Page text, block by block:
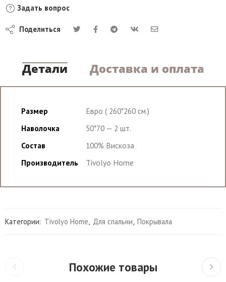
Задать вопрос
Поделиться
Детали Доставка и оплата
Размер
Евро ( 260*260 см.)
Наволочка
50*70 — 2 шт.
Состав
100% Вискоза
Производитель
Tivolyo Home
Категории: Tivolyo Home, Для спальни, Покрывала
Похожие товары